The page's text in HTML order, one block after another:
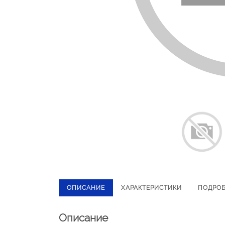
ОПИСАНИЕ ХАРАКТЕРИСТИКИ
Описание